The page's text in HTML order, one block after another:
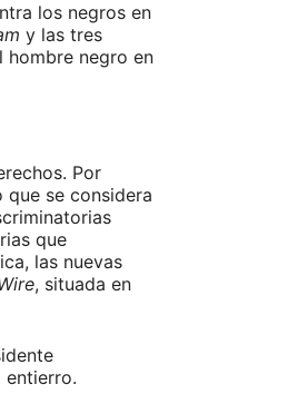
los negros en
y las tres
hombre negro en
Por
se considera
que
las nuevas
, situada en
entierro.